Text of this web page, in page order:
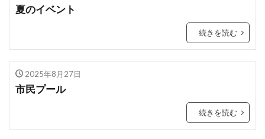
夏のイベント
続きを読む
2025年8月27日
市民プール
続きを読む